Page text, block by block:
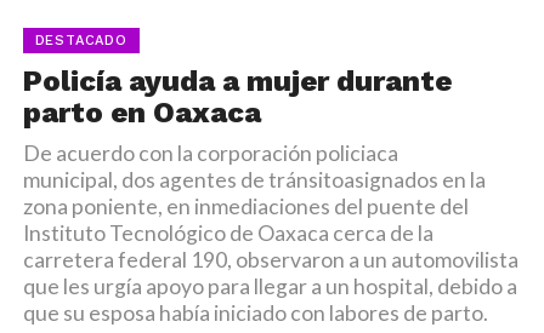
DESTACADO
Policía ayuda a mujer durante
parto en Oaxaca
De acuerdo con la corporación policiaca
municipal, dos agentes de tránsitoasignados en la
zona poniente, en inmediaciones del puente del
Instituto Tecnológico de Oaxaca cerca de la
carretera federal 190, observaron a un automovilista
que les urgía apoyo para llegar a un hospital, debido a
que su esposa había iniciado con labores de parto.